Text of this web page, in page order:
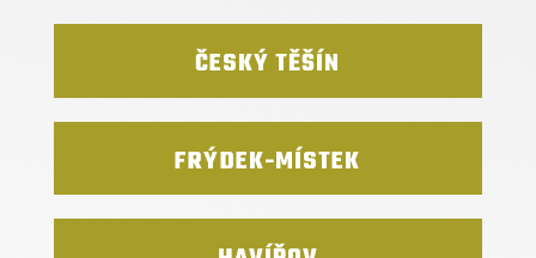
ČESKÝ TĚŠÍN
FRÝDEK-MÍSTEK